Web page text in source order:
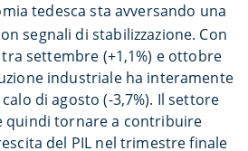
tedesca sta avversando una
segnali di stabilizzazione. Con
settembre (+1,1%) e ottobre
industriale ha interamente
di agosto (-3,7%). Il settore
quindi tornare a contribuire
del PIL nel trimestre finale